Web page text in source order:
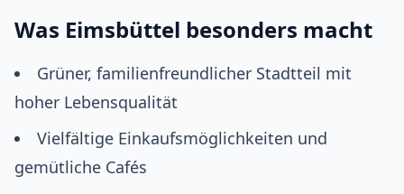
Was Eimsbüttel besonders macht
Grüner, familienfreundlicher Stadtteil mit
hoher Lebensqualität
Vielfältige Einkaufsmöglichkeiten und
gemütliche Cafés